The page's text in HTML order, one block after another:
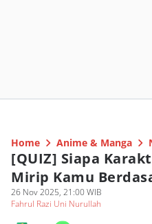
Home Anime & Manga
[QUIZ] Siapa
Mirip Kamu
26 Nov 2025, 21:00 WIB
Fahrul Razi Uni Nurullah